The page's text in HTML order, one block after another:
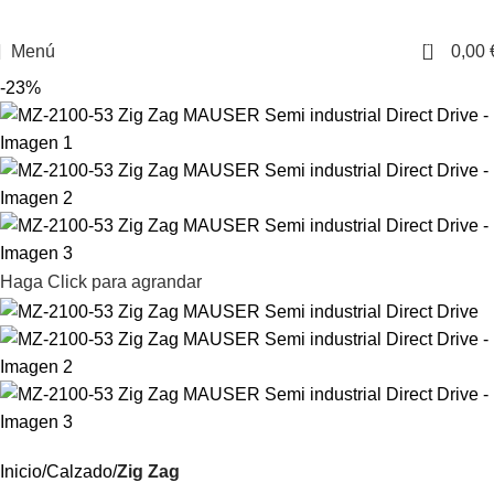
Menú 0 0,00
-23%
Haga Click para agrandar
Inicio Calzado Zig Zag